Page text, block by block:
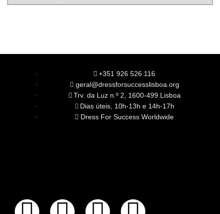
+351 926 526 116
geral@dressforsuccesslisboa.org
Trv. da Luz n.º 2, 1600-499 Lisboa
Dias úteis, 10h-13h e 14h-17h
Dress For Success Worldwide